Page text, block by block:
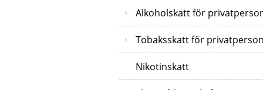
Alkoholskatt för
Tobaksskatt för
Nikotinskatt